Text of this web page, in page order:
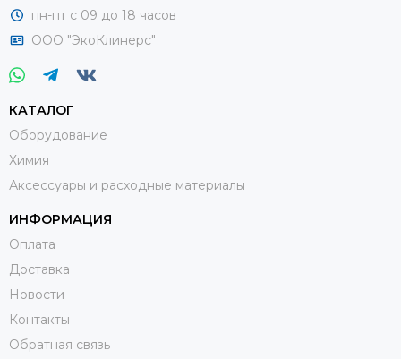
пн-пт с 09 до 18 часов
ООО "ЭкоКлинерс"
КАТАЛОГ
Оборудование
Химия
Аксессуары и расходные материалы
ИНФОРМАЦИЯ
Оплата
Доставка
Новости
Контакты
Обратная связь